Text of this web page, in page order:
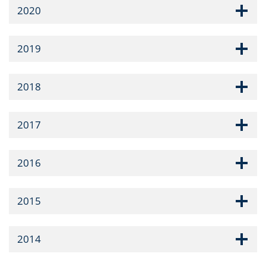
2020
2019
2018
2017
2016
2015
2014